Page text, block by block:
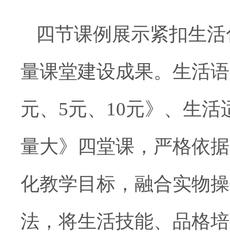
四节课例展示紧扣生
量课堂建设成果。生活
元、5元、10元》、生
量大》四堂课，严格依
化教学目标，融合实物
法，将生活技能、品格